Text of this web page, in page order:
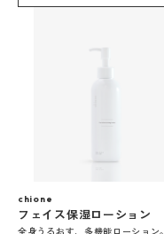
chione
フェイス保湿ローション
全身うるおす、多機能ローション。